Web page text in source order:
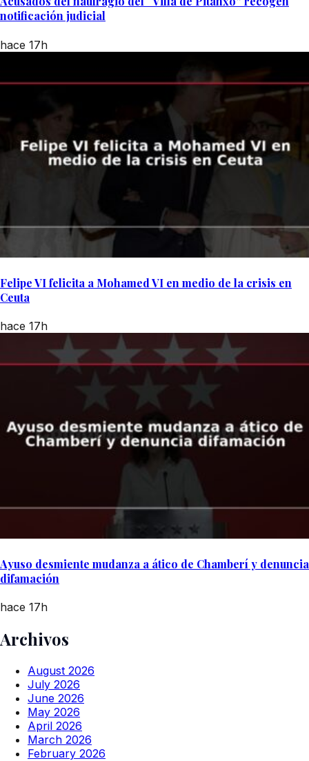
notificación judicial
hace 17h
Felipe VI felicita a Mohamed VI en medio de la crisis en
Ceuta
hace 17h
Ayuso desmiente mudanza a ático de Chamberí y denuncia
difamación
hace 17h
Archivos
August 2026
July 2026
June 2026
May 2026
April 2026
March 2026
February 2026